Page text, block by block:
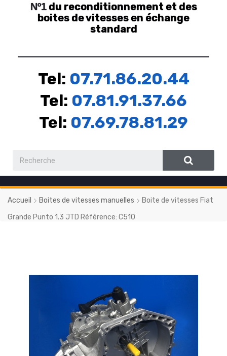
Nº1du reconditionnement et des
boites de vitesses en échange
standard
Tel: 07.71.86.20.44
Tel: 07.81.91.37.66
Tel: 07.69.78.81.29
Accueil Boites de vitesses manuelles
Boite de vitesses Fiat
Grande Punto 1.3 JTD Référence: C510